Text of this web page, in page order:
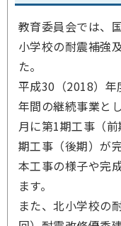
教育委員会では、
小学校の耐震補強
た。
平成30（2018）
年間の継続事業と
月に第1期工事（
期工事（後期）が
本工事の様子や完
ます。
また、北小学校の